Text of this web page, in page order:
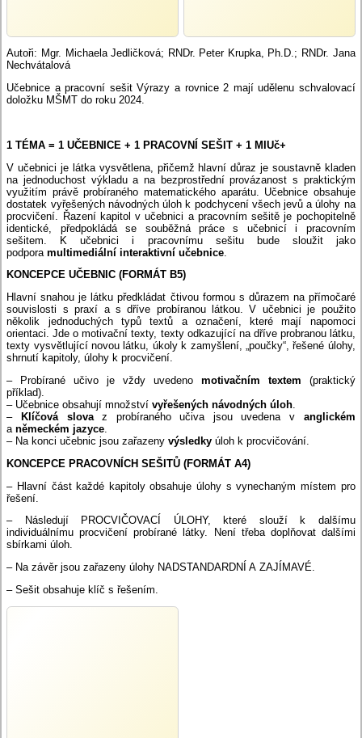
Autoři: Mgr. Michaela Jedličková; RNDr. Peter Krupka, Ph.D.; RNDr. Jana
Nechvátalová
Učebnice a pracovní sešit Výrazy a rovnice 2 mají udělenu schvalovací
doložku MŠMT do roku 2024.
1 TÉMA = 1 UČEBNICE + 1 PRACOVNÍ SEŠIT + 1 MIUč+
V učebnici je látka vysvětlena, přičemž hlavní důraz je soustavně kladen
na jednoduchost výkladu a na bezprostřední provázanost s praktickým
využitím právě probíraného matematického aparátu. Učebnice obsahuje
dostatek vyřešených návodných úloh k podchycení všech jevů a úlohy na
procvičení. Řazení kapitol v učebnici a pracovním sešitě je pochopitelně
identické, předpokládá se souběžná práce s učebnicí i pracovním
sešitem. K učebnici i pracovnímu sešitu bude sloužit jako
podporamultimediální interaktivní učebnice
KONCEPCE UČEBNIC (FORMÁT B5)
Hlavní snahou je látku předkládat čtivou formou s důrazem na přímočaré
souvislosti s praxí a s dříve probíranou látkou. V učebnici je použito
několik jednoduchých typů textů a označení, které mají napomoci
orientaci. Jde o motivační texty, texty odkazující na dříve probranou látku,
texty vysvětlující novou látku, úkoly k zamyšlení, „poučky“, řešené úlohy,
shrnutí kapitoly, úlohy k procvičení.
– Probírané učivo je vždy uvedeno motivačním textem (praktický
příklad).
– Učebnice obsahují množstvívyřešených návodných úloh
–
Klíčová slovaz probíraného učiva jsou uvedena v anglickém
aněmeckém jazyce
– Na konci učebnic jsou zařazeny výsledky úloh k procvičování.
KONCEPCE PRACOVNÍCH SEŠITŮ (FORMÁT A4)
– Hlavní část každé kapitoly obsahuje úlohy s vynechaným místem pro
řešení.
– Následují PROCVIČOVACÍ ÚLOHY, které slouží k dalšímu
individuálnímu procvičení probírané látky. Není třeba doplňovat dalšími
sbírkami úloh.
– Na závěr jsou zařazeny úlohy NADSTANDARDNÍ A ZAJÍMAVÉ.
– Sešit obsahuje klíč s řešením.